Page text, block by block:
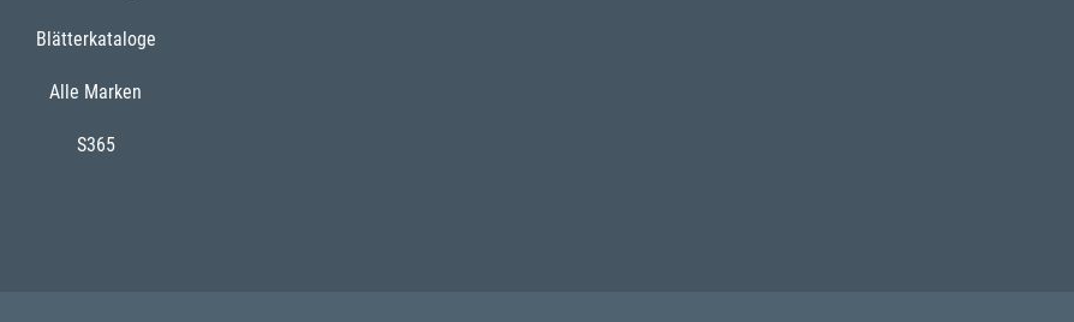
Blätterkataloge
Alle Marken
S365